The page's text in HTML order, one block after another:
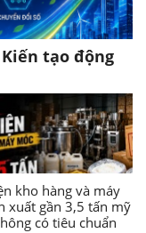
Kiến tạo động
kho hàng và máy
xuất gần 3,5 tấn mỹ
có tiêu chuẩn